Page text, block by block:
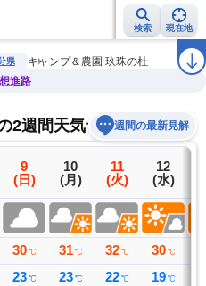
検索 現在地
報 警報・注意報 2週間天気 ラ
県
キャンプ＆農園 玖珠の杜
進路
2週間天気予報週間の最新見解
9
(日)
30 ℃
23 ℃
10
(月)
31 ℃
23 ℃
11
(火)
32 ℃
22 ℃
12
(水)
30 ℃
19 ℃